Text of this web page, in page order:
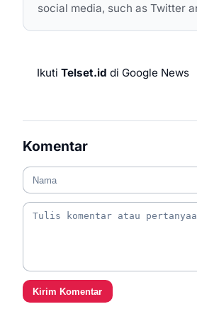
social media, such as Twitter
Ikuti Telset.id di Google News
Komentar
Kirim Komentar